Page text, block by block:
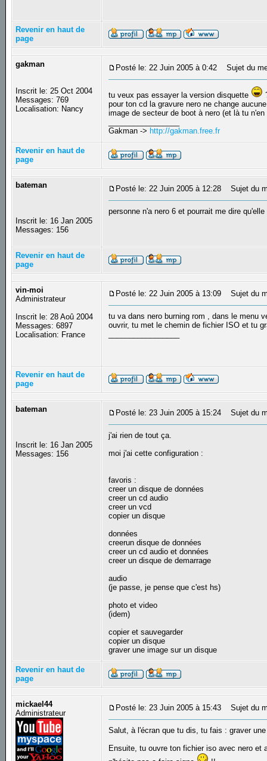
Revenir en haut de
page
gakman
Inscrit le: 25 Oct 2004
Messages: 769
Localisation: Nancy
Posté le: 22 Juin 2005 à 0:42 Sujet du
tu veux pas essayer la version disquette
pour ton cd la gravure nero ne change
image de secteur de boot à nero (et là tu
Gakman -> http://gakman.free.fr
Revenir en haut de
page
bateman
Inscrit le: 16 Jan 2005
Messages: 156
Posté le: 22 Juin 2005 à 12:28 Sujet du
personne n'a nero 6 et pourrait me dire
Revenir en haut de
page
vin-moi
Administrateur
Inscrit le: 28 Aoû 2004
Messages: 6897
Localisation: France
Posté le: 22 Juin 2005 à 13:09 Sujet du
tu va dans nero burning rom , dans le menu
ouvrir, tu met le chemin de fichier ISO et tu
Revenir en haut de
page
bateman
Inscrit le: 16 Jan 2005
Messages: 156
Posté le: 23 Juin 2005 à 15:24 Sujet du
j'ai rien de tout ça.
moi j'ai cette configuration :
favoris :
creer un disque de données
creer un cd audio
creer un vcd
copier un disque
données
creerun disque de données
creer un cd audio et données
creer un disque de demarrage
audio
(je passe, je pense que c'est hs)
photo et video
(idem)
copier et sauvegarder
copier un disque
graver une image sur un disque
Revenir en haut de
page
mickael44
Administrateur
Posté le: 23 Juin 2005 à 15:43 Sujet du
Salut, à l'écran que tu dis, tu fais : graver
Ensuite, tu ouvre ton fichier iso avec nero et